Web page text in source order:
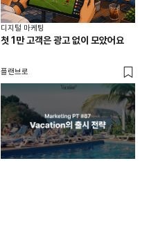
디지털 마케팅
첫 1만 고객은 광고 없이 모았어요
플랜브로